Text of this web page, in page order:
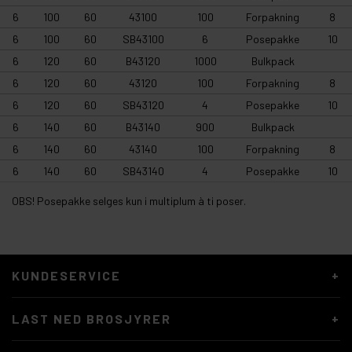
6
100 60 43100 100 Forpakning
8
6
100 60 SB43100 6 Posepakke
10
6
120 60 B43120 1000
Bulkpack
6
120 60 43120 100 Forpakning
8
6
120 60 SB43120 4 Posepakke
10
6
140 60 B43140 900
Bulkpack
6
140 60 43140 100 Forpakning
8
6
140 60 SB43140 4 Posepakke 10
OBS! Posepakke selges kun i multiplum à ti poser.
KUNDESERVICE
LAST NED BROSJYRER